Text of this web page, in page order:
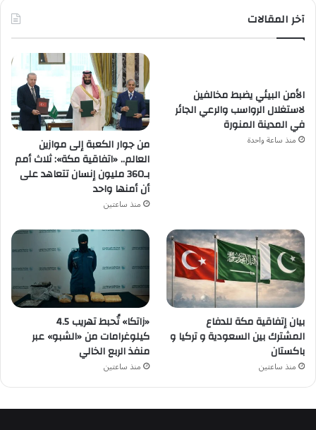
آخر المقالات
الأمن البيئي يضبط مخالفين
لاستغلال الرواسب والرعي الجائر
في المدينة المنورة
منذ ساعة واحدة
من جوار الكعبة إلى موازين
العالم.. «اتفاقية مكة»: ثلاث أمم
بـ360 مليون إنسان تتعاهد على
أن أمنها واحد
منذ ساعتين
بيان إتفاقية مكة للدفاع
المشترك بين السعودية و تركيا و
باكستان
منذ ساعتين
«زاتكا» تُحبط تهريب 4.5
كيلوغرامات من «الشبو» عبر
منفذ الربع الخالي
منذ ساعتين